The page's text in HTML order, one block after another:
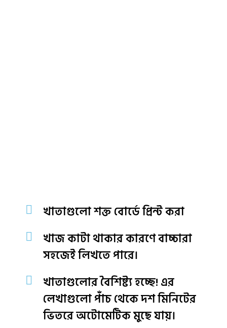
খাতাগুলো শক্ত বোর্ডে প্রিন্ট করা
খাজ কাটা থাকার কারণে বাচ্চারা
সহজেই লিখতে পারে।
খাতাগুলোর বৈশিষ্ট্য হচ্ছে! এর
লেখাগুলো পাঁচ থেকে দশ মিনিটের
ভিতরে অটোমেটিক মুছে যায়।